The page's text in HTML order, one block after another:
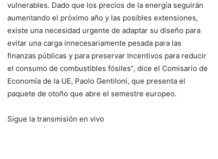
vulnerables. Dado que los precios de la energía seguirán
aumentando el próximo año y las posibles extensiones,
existe una necesidad urgente de adaptar su diseño para
evitar una carga innecesariamente pesada para las
finanzas públicas y para preservar Incentivos para reducir
el consumo de combustibles fósiles”, dice el Comisario de
Economía de la UE, Paolo Gentiloni, que presenta el
paquete de otoño que abre el semestre europeo.
Sigue la transmisión en vivo